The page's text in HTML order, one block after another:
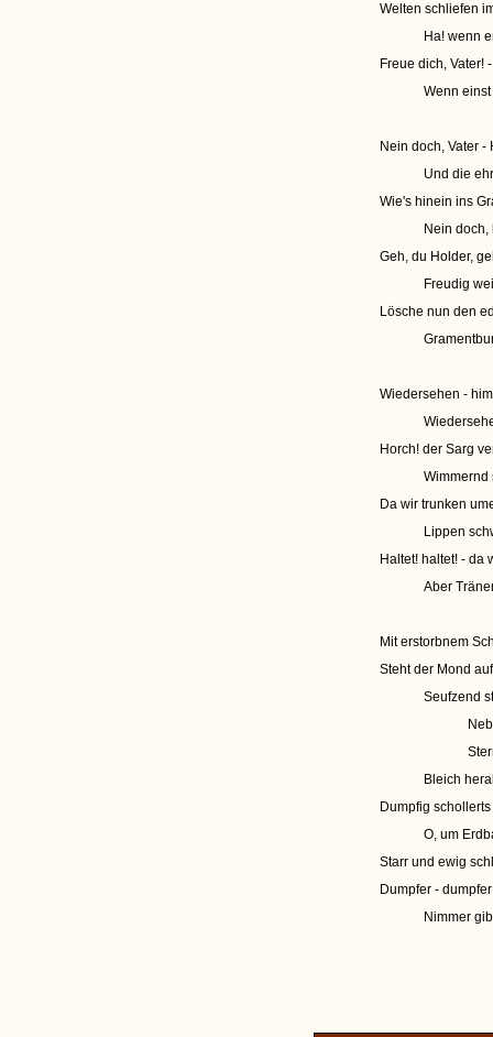
Welten schliefen
Ha! wenn
Freue dich, Vater!
Wenn
Nein doch, Vater
Und die
Wie's hinein ins
Nein
Geh, du Holder,
Freudig
Lösche nun den
Wiedersehen -
Horch! der Sarg
Wimmernd
Da wir trunken
Lippen
Haltet! haltet! - da
Aber
Mit erstorbnem
Steht der Mond
Seufzend
Bleich
Dumpfig
O, um
Starr und ewig
Dumpfer -
Nimmer